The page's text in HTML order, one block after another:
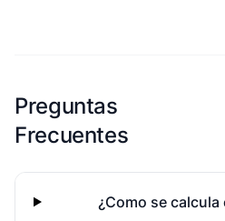
Preguntas
Frecuentes
¿Como se calcula